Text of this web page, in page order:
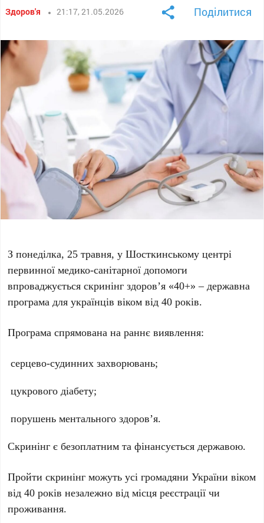
Здоров'я 21:17, 21.05.2026 Поділитися
З понеділка, 25 травня, у Шосткинському центрі
первинної медико-санітарної допомоги
впроваджується скринінг здоров’я «40+» – державна
програма для українців віком від 40 років.
Програма спрямована на раннє виявлення:
серцево-судинних захворювань;
цукрового діабету;
порушень ментального здоров’я.
Скринінг є безоплатним та фінансується державою.
Пройти скринінг можуть усі громадяни України віком
від 40 років незалежно від місця реєстрації чи
проживання.